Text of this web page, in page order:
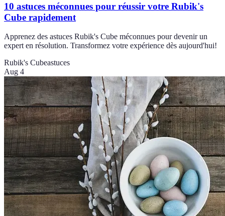
10 astuces méconnues pour réussir votre Rubik's
Cube rapidement
Apprenez des astuces Rubik's Cube méconnues pour devenir un
expert en résolution. Transformez votre expérience dès aujourd'hui!
Rubik's Cubeastuces
Aug 4